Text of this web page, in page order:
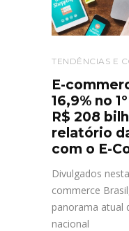
TENDÊNCIAS E
E-
16,9% no
R$ 208
relatório
com o E-
Divulgados
commerce
panorama atual
nacional